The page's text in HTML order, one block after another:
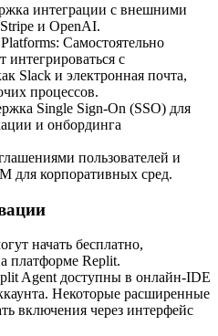
интеграции с внешними
и OpenAI.
Самостоятельно
интегрироваться с
Slack и электронная почта,
процессов.
Single Sign-On (SSO) для
и онбординга
пользователей и
для корпоративных сред.
начать бесплатно,
платформе Replit.
Agent доступны в онлайн-IDE
Некоторые расширенные
включения через интерфейс